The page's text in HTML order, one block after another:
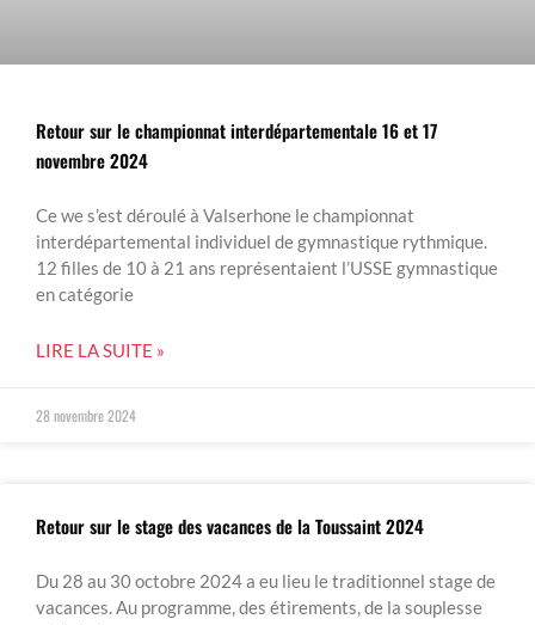
Retour sur le championnat interdépartementale 16 et 17
novembre 2024
Ce we s’est déroulé à Valserhone le championnat
interdépartemental individuel de gymnastique rythmique.
12 filles de 10 à 21 ans représentaient l’USSE gymnastique
en catégorie
LIRE LA SUITE »
28 novembre 2024
Retour sur le stage des vacances de la Toussaint 2024
Du 28 au 30 octobre 2024 a eu lieu le traditionnel stage de
vacances. Au programme, des étirements, de la souplesse